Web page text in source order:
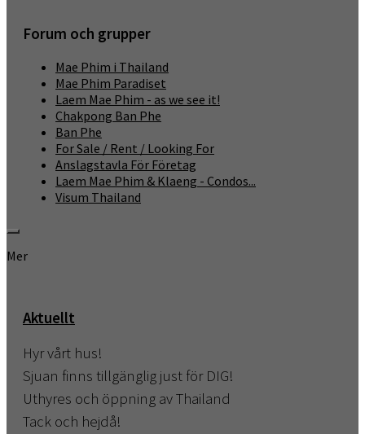
Forum och grupper
Mae Phim i Thailand
Mae Phim Paradiset
Laem Mae Phim - as we see it!
Chakpong Ban Phe
Ban Phe
For Sale / Rent / Looking For
Anslagstavla För Företag
Laem Mae Phim & Klaeng - Condos...
Visum Thailand
Mer
Aktuellt
Hyr vårt hus!
Sjuan finns tillgänglig just för DIG!
Uthyres och öppning av Thailand
Tack och hejdå!